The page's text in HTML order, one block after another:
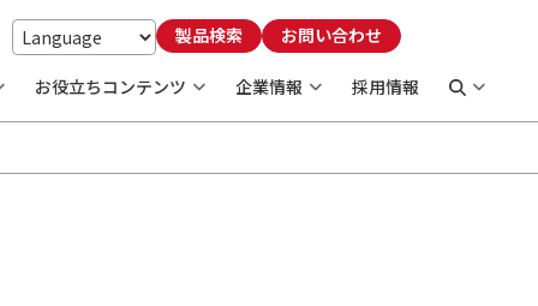
お役立ちコンテンツ 企業情報 採用情報
製品検索 お問い合わせ